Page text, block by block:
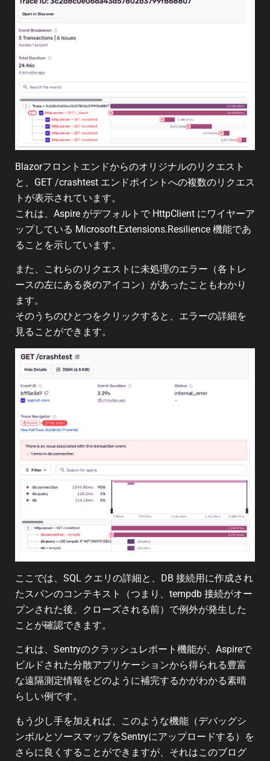
Blazorフロントエンドからのオリジナルのリクエスト
と、GET /crashtest エンドポイントへの複数のリクエス
トが表示されています。
これは、Aspire がデフォルトで HttpClient にワイヤーア
ップしている Microsoft.Extensions.Resilience 機能であ
ることを示しています。
また、これらのリクエストに未処理のエラー（各トレ
ースの左にある炎のアイコン）があったこともわかり
ます。
そのうちのひとつをクリックすると、エラーの詳細を
見ることができます。
ここでは、SQL クエリの詳細と、DB 接続用に作成され
たスパンのコンテキスト（つまり、tempdb 接続がオー
プンされた後、クローズされる前）で例外が発生した
ことが確認できます。
これは、Sentryのクラッシュレポート機能が、Aspireで
ビルドされた分散アプリケーションから得られる豊富
な遠隔測定情報をどのように補完するかがわかる素晴
らしい例です。
もう少し手を加えれば、このような機能（デバッグシ
ンボルとソースマップをSentryにアップロードする）を
さらに良くすることができますが、それはこのブログ